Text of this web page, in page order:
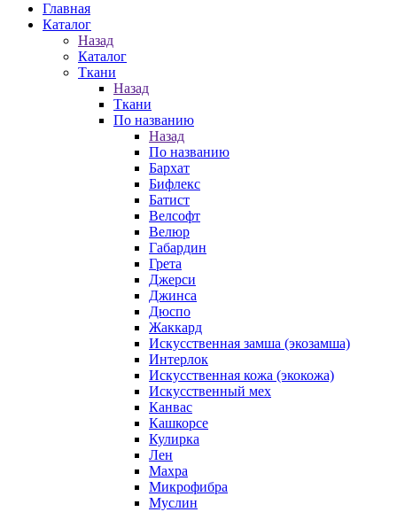
Главная
Каталог
Назад
Каталог
Ткани
Назад
Ткани
По названию
Назад
По названию
Бархат
Бифлекс
Батист
Велсофт
Велюр
Габардин
Грета
Джерси
Джинса
Дюспо
Жаккард
Искусственная замша (экозамша)
Интерлок
Искусственная кожа (экокожа)
Искусственный мех
Канвас
Кашкорсе
Кулирка
Лен
Махра
Микрофибра
Муслин